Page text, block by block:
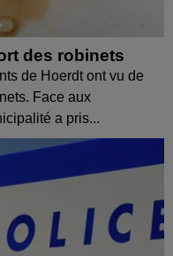
des robinets
de Hoerdt ont vu de
Face aux
a pris...